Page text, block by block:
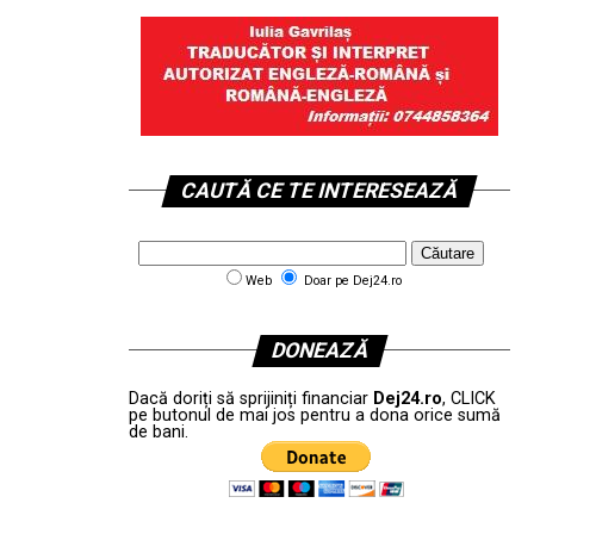
CAUTĂ CE TE INTERESEAZĂ
Web Doar pe Dej24.ro
DONEAZĂ
Dacă doriți să sprijiniți financiar Dej24.ro, CLICK
pe butonul de mai jos pentru a dona orice sumă
de bani.